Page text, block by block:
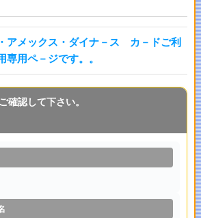
アメックス・ダイナ－ス カ－ドご利
専用ペ－ジです。。
確認して下さい。